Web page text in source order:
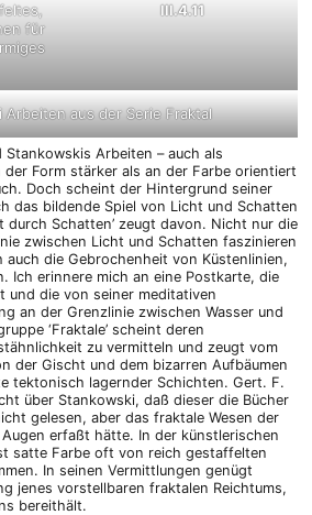
für
III.4.11
Arbeiten aus der Serie Fraktal
Arbeiten – auch als
der Form stärker als an der Farbe orientiert
Doch scheint der Hintergrund seiner
das bildende Spiel von Licht und Schatten
durch Schatten’ zeugt davon. Nicht nur die
zwischen Licht und Schatten faszinieren
die Gebrochenheit von Küstenlinien,
Ich erinnere mich an eine Postkarte, die
und die von seiner meditativen
an der Grenzlinie zwischen Wasser und
‘Fraktale’ scheint deren
zu vermitteln und zeugt vom
der Gischt und dem bizarren Aufbäumen
tektonisch lagernder Schichten. Gert. F.
über Stankowski, daß dieser die Bücher
gelesen, aber das fraktale Wesen der
erfaßt hätte. In der künstlerischen
satte Farbe oft von reich gestaffelten
In seinen Vermittlungen genügt
jenes vorstellbaren fraktalen Reichtums,
bereithält.